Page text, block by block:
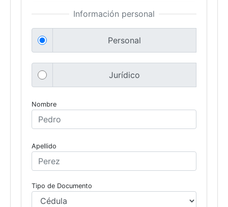
Información personal
Personal
Jurídico
Nombre
Apellido
Tipo de Documento